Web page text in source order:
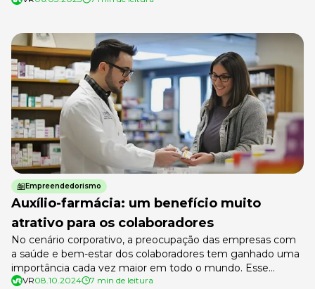
monitorar o […]
Empreendedorismo
Auxílio-farmácia: um benefício muito
atrativo para os colaboradores
No cenário corporativo, a preocupação das empresas com
a saúde e bem-estar dos colaboradores tem ganhado uma
importância cada vez maior em todo o mundo. Esse
contexto serve de base para as organizações se
VR08.10.2024 7 min de leitura